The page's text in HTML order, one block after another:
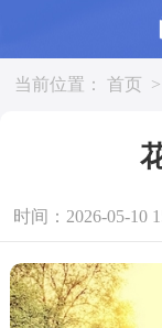
当前位置： 首页 >
时间：2026-05-10